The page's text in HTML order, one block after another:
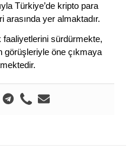
Türkiye’de kripto para
arasında yer almaktadır.
faaliyetlerini sürdürmekte,
görüşleriyle öne çıkmaya